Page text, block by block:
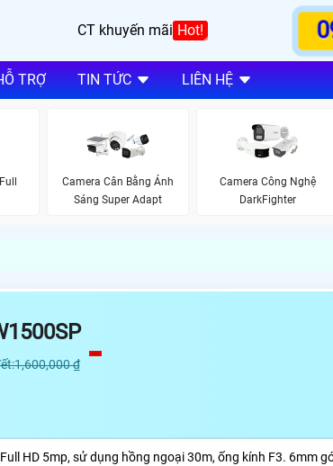
CT khuyến mãi Hot!
TRỢ TIN TỨC LIÊN HỆ
Camera Cân Bằng Ánh
Sáng Super Adapt
Camera Công Nghệ
DarkFighter
₫
HD 5mp, sử dụng hồng ngoại 30m, ống kính F3. 6mm